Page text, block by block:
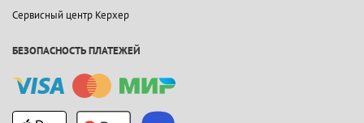
Сервисный центр Керхер
БЕЗОПАСНОСТЬ ПЛАТЕЖЕЙ